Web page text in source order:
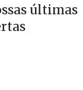
últimas